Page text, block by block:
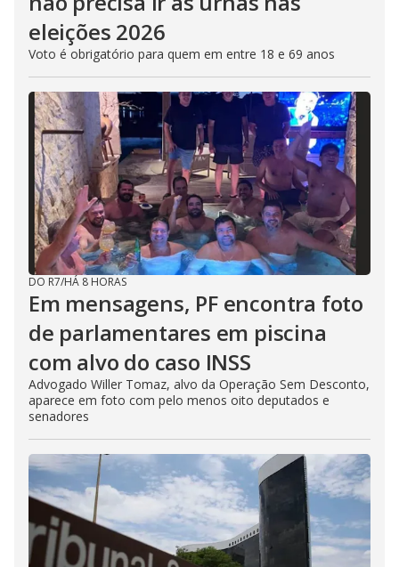
eleições 2026
Voto é obrigatório para quem em entre 18 e 69 anos
DO R7/HÁ 8 HORAS
Em mensagens, PF encontra foto
de parlamentares em piscina
com alvo do caso INSS
Advogado Willer Tomaz, alvo da Operação Sem Desconto,
aparece em foto com pelo menos oito deputados e
senadores